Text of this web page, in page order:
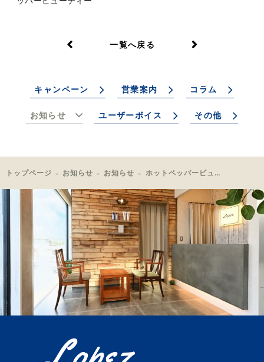
一覧へ戻る
キャンペーン 営業案内 コラム
お知らせ ユーザーボイス その他
トップページ お知らせ お知らせ ホットペッパービューティー撮影